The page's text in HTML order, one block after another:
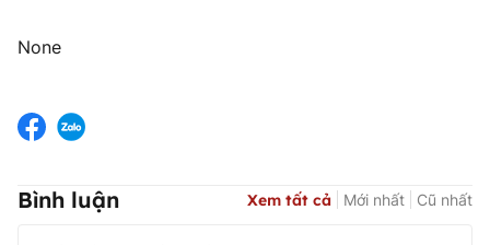
None
Bình luận Xem tất cả Mới nhất Cũ nhất